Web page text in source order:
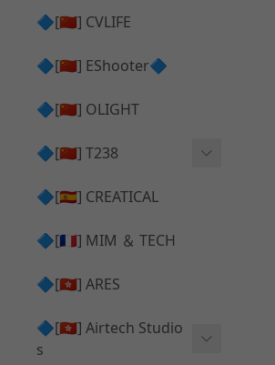
手槍 彈匣用
tlebelt
護目鏡 ⧸ 除霧器
腰帶 ⧸ 腿掛
✅ 槍架 ⧸ 訓練靶具 ⧸ 工具
AEG 活塞頭 ⧸ AEG Piston
HOP座 ⧸ HOP-UP
競速扳機 ⧸ Speed Trigger
彈匣釋放鈕 ⧸ Mag Releas
推嘴 ⧸ Nozzle
🔷[🇨🇳] CVLIFE
🔷[🇨🇳] EShooter🔷
🔷[🇨🇳] OLIGHT
🔷[🇨🇳] T238
電子扳機
發光器
🔷[🇪🇸] CREATICAL
🔷[🇫🇷] MIM ＆ TECH
🔷[🇭🇰] ARES
🔷[🇭🇰] Airtech Studio
s